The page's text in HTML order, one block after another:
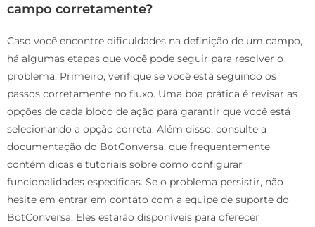
campo corretamente?
Caso você encontre dificuldades na definição de um campo,
há algumas etapas que você pode seguir para resolver o
problema. Primeiro, verifique se você está seguindo os
passos corretamente no fluxo. Uma boa prática é revisar as
opções de cada bloco de ação para garantir que você está
selecionando a opção correta. Além disso, consulte a
documentação do BotConversa, que frequentemente
contém dicas e tutoriais sobre como configurar
funcionalidades específicas. Se o problema persistir, não
hesite em entrar em contato com a equipe de suporte do
BotConversa. Eles estarão disponíveis para oferecer